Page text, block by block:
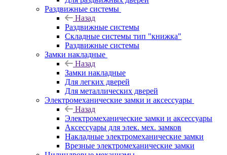
Раздвижные системы
Назад
Раздвижные системы
Складные системы тип "книжка"
Раздвижные системы
Замки накладные
Назад
Замки накладные
Для легких дверей
Для металлических дверей
Электромеханические замки и аксессуары
Назад
Электромеханические замки и аксессуары
Аксессуары для элек. мех. замков
Накладные электромеханические замки
Врезные электромеханические замки